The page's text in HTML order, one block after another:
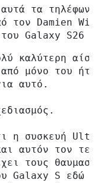
τα
τον Damien
του Galaxy S26
καλύτερη
μόνο του
αυτό.
η συσκευή
αυτόν τον
τους
Galaxy S